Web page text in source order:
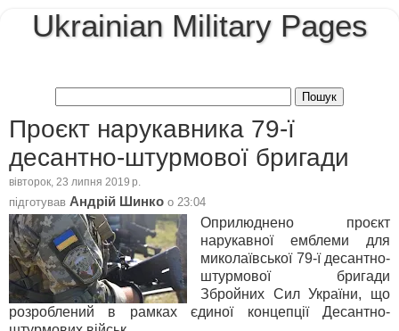
Ukrainian Military Pages
Проєкт нарукавника 79-ї
десантно-штурмової бригади
вівторок, 23 липня 2019 р.
підготував Андрій Шинко о 23:04
Оприлюднено проєкт
нарукавної емблеми для
миколаївської 79-ї десантно-
штурмової бригади
Збройних Сил України, що
розроблений в рамках єдиної концепції Десантно-